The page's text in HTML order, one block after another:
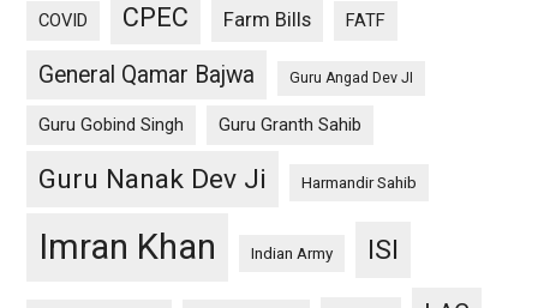
COVID CPEC Farm Bills FATF
General Qamar Bajwa Guru Angad Dev JI
Guru Gobind Singh Guru Granth Sahib
Guru Nanak Dev Ji Harmandir Sahib
Imran Khan Indian Army ISI